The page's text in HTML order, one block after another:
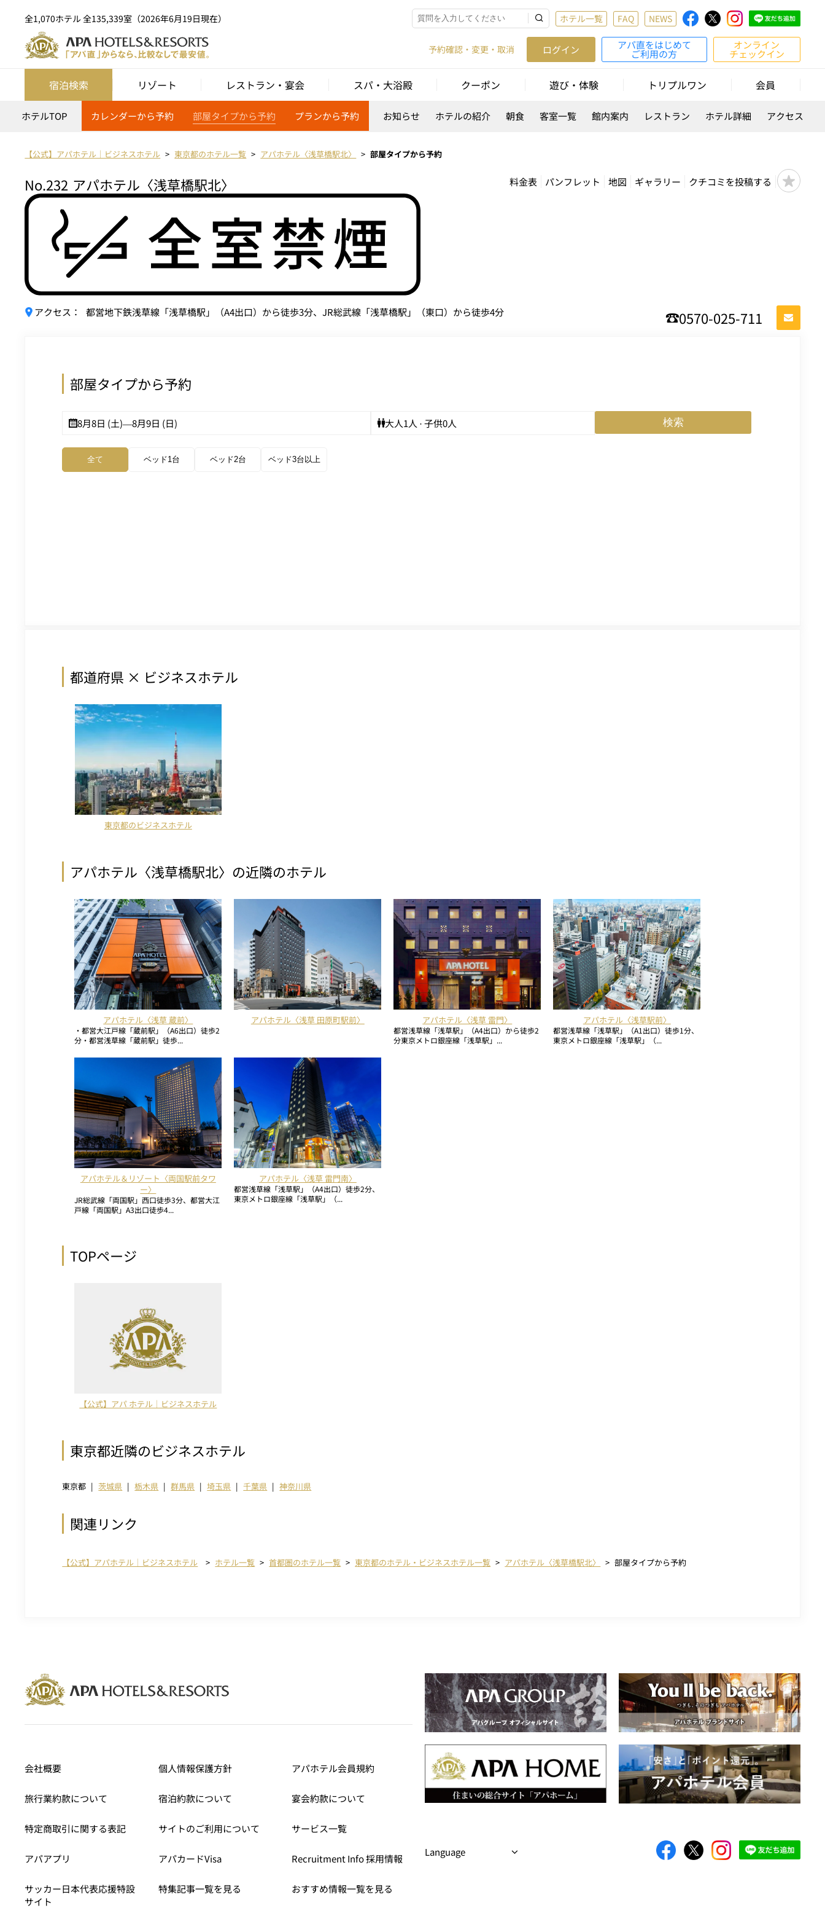
全1,070ホテル 全135,339室（2026年6月19日現在） ホテル一覧 FAQ NEWS
予約確認・変更・取消 ログイン アパ直をはじめて
ご利用の方
オンライン
チェックイン
宿泊検索 リゾート レストラン・宴会 スパ・大浴殿 クーポン 遊び・体験 トリプルワン 会員
ホテルTOP カレンダーから予約 部屋タイプから予約 プランから予約 お知らせ ホテルの紹介 朝食 客室一覧 館内案内 レストラン ホテル詳細 アクセス
【公式】アパホテル｜ビジネスホテル 東京都のホテル一覧 アパホテル〈浅草橋駅北〉 部屋タイプから予約
No.232 アパホテル〈浅草橋駅北〉 料金表 パンフレット 地図 ギャラリー クチコミを投稿する
アクセス： 都営地下鉄浅草線「浅草橋駅」（A4出口）から徒歩3分、JR総武線「浅草橋駅」（東口）から徒歩4分 0570-025-711
部屋タイプから予約
8月8日 (土)—8月9日 (日) 大人1人 · 子供0人 検索
全て ベッド1台 ベッド2台 ベッド3台以上
都道府県 × ビジネスホテル
東京都のビジネスホテル
アパホテル〈浅草橋駅北〉の近隣のホテル
アパホテル〈浅草 蔵前〉
・都営大江戸線「蔵前駅」（A6出口）徒歩2
分・都営浅草線「蔵前駅」徒歩...
アパホテル〈浅草 田原町駅前〉 アパホテル〈浅草 雷門〉
都営浅草線「浅草駅」（A4出口）から徒歩2
分東京メトロ銀座線「浅草駅」...
アパホテル〈浅草駅前〉
都営浅草線「浅草駅」（A1出口）徒歩1分、
東京メトロ銀座線「浅草駅」（...
アパホテル＆リゾート〈両国駅前タワ
ー〉
JR総武線「両国駅」西口徒歩3分、都営大江
戸線「両国駅」A3出口徒歩4...
アパホテル〈浅草 雷門南〉
都営浅草線「浅草駅」（A4出口）徒歩2分、
東京メトロ銀座線「浅草駅」（...
TOPページ
【公式】アパ ホテル｜ビジネスホテル
東京都近隣のビジネスホテル
東京都 茨城県 栃木県 群馬県 埼玉県 千葉県 神奈川県
関連リンク
【公式】アパホテル｜ビジネスホテル ホテル一覧 首都圏のホテル一覧 東京都のホテル・ビジネスホテル一覧 アパホテル〈浅草橋駅北〉 部屋タイプから予約
会社概要 個人情報保護方針 アパホテル会員規約
旅行業約款について 宿泊約款について 宴会約款について
特定商取引に関する表記 サイトのご利用について サービス一覧
アパアプリ アパカードVisa Recruitment Info 採用情報
サッカー日本代表応援特設
サイト
特集記事一覧を見る おすすめ情報一覧を見る